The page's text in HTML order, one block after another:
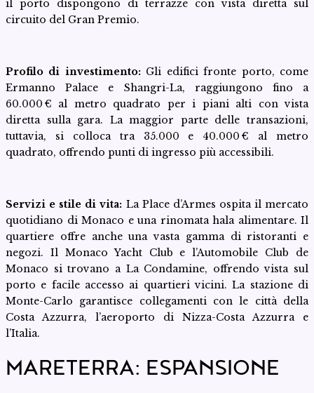
il porto dispongono di terrazze con vista diretta sul
circuito del Gran Premio.
Profilo di investimento:Gli edifici fronte porto, come
Ermanno Palace e Shangri-La, raggiungono fino a
60.000 € al metro quadrato per i piani alti con vista
diretta sulla gara. La maggior parte delle transazioni,
tuttavia, si colloca tra 35.000 e 40.000 € al metro
quadrato, offrendo punti di ingresso più accessibili.
Servizi e stile di vita: La Place d’Armes ospita il mercato
quotidiano di Monaco e una rinomata hala alimentare. Il
quartiere offre anche una vasta gamma di ristoranti e
negozi. Il Monaco Yacht Club e l’Automobile Club de
Monaco si trovano a La Condamine, offrendo vista sul
porto e facile accesso ai quartieri vicini. La stazione di
Monte-Carlo garantisce collegamenti con le città della
Costa Azzurra, l’aeroporto di Nizza-Costa Azzurra e
l’Italia.
MARETERRA: ESPANSIONE